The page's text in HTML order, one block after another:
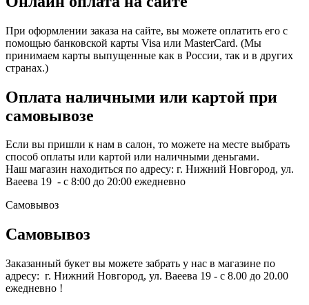
При оформлении заказа на сайте, вы можете оплатить его с
помощью банковской карты Visa или MasterCard. (Мы
принимаем карты выпущенные как в России, так и в других
странах.)
Оплата наличными или картой при
самовывозе
Если вы пришли к нам в салон, то можете на месте выбрать
способ оплаты или картой или наличными деньгами.
Наш магазин находиться по адресу: г. Нижний Новгород, ул.
Ваеева 19 - с 8:00 до 20:00 ежедневно
Самовывоз
Самовывоз
Заказанный букет вы можете забрать у нас в магазине по
адресу: г. Нижний Новгород, ул. Ваеева 19 - с 8.00 до 20.00
ежедневно !